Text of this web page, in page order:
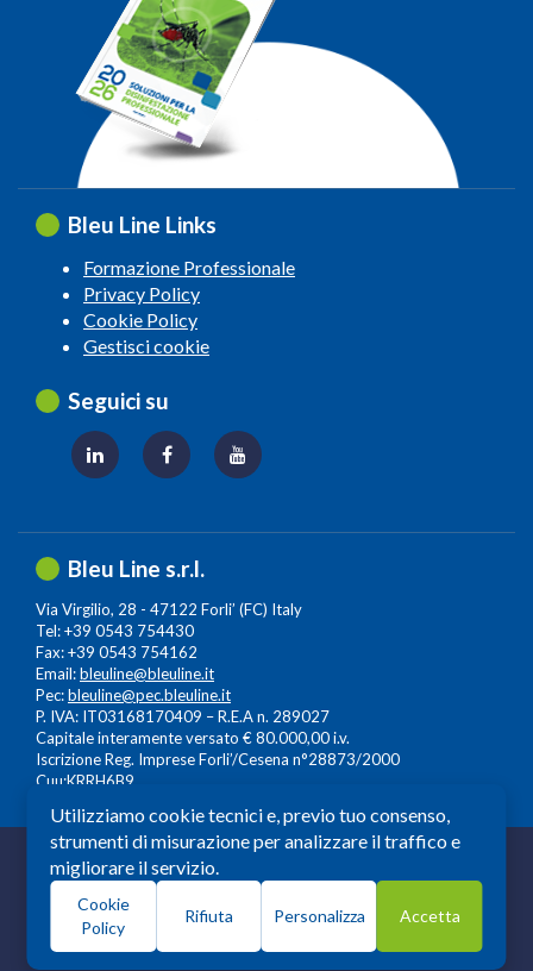
Bleu Line Links
Formazione Professionale
Privacy Policy
Cookie Policy
Gestisci cookie
Seguici su
Bleu Line s.r.l.
Via Virgilio, 28 - 47122 Forli’ (FC) Italy
Tel: +39 0543 754430
Fax: +39 0543 754162
Email:bleuline@bleuline.it
Pec:bleuline@pec.bleuline.it
P. IVA: IT03168170409 – R.E.A n. 289027
Capitale interamente versato € 80.000,00 i.v.
Iscrizione Reg. Imprese Forli’/Cesena n°28873/2000
Cuu:KRRH6B9
© 2026 Copyright: Bleuline s.r.l. - All Rights Reserved
Società a Socio Unico soggetta alla Direzione e
Coordinamento diLeonardo Lifescience Group S.p.A.
Milano, Amedeo d'Aosta n. 13 20129 Milano. P.iva -
Utilizziamo cookie tecnici e, previo tuo consenso,
strumenti di misurazione per analizzare il traffico e
migliorare il servizio.
Cookie
Policy
Rifiuta Personalizza Accetta